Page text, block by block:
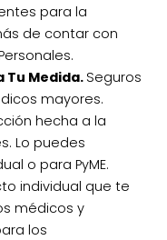
para la
de contar con
Tu Medida. Seguros
mayores.
hecha a la
Lo puedes
o para PyME.
individual que te
médicos y
los